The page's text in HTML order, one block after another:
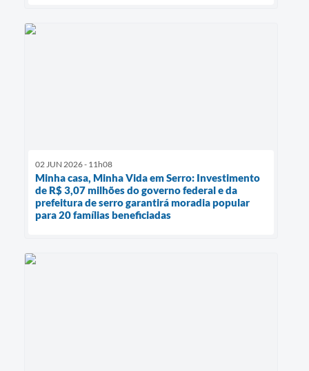
02 JUN 2026 - 11h08
Minha casa, Minha Vida em Serro: Investimento
de R$ 3,07 milhões do governo federal e da
prefeitura de serro garantirá moradia popular
para 20 famílias beneficiadas